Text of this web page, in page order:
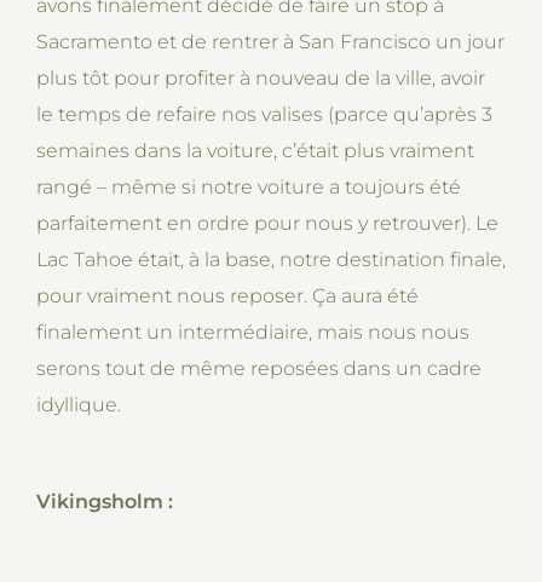
avons finalement décidé de faire un stop à
Sacramento et de rentrer à San Francisco un jour
plus tôt pour profiter à nouveau de la ville, avoir
le temps de refaire nos valises (parce qu’après 3
semaines dans la voiture, c’était plus vraiment
rangé – même si notre voiture a toujours été
parfaitement en ordre pour nous y retrouver). Le
Lac Tahoe était, à la base, notre destination finale,
pour vraiment nous reposer. Ça aura été
finalement un intermédiaire, mais nous nous
serons tout de même reposées dans un cadre
idyllique.
Vikingsholm :